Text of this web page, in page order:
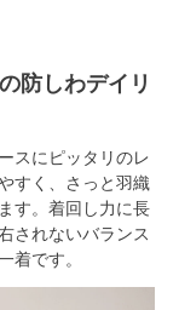
防しわデイリ
スにピッタリのレ
すく、さっと羽織
す。着回し力に長
されないバランス
着です。